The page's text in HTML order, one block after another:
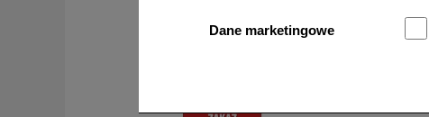
Dane marketingowe